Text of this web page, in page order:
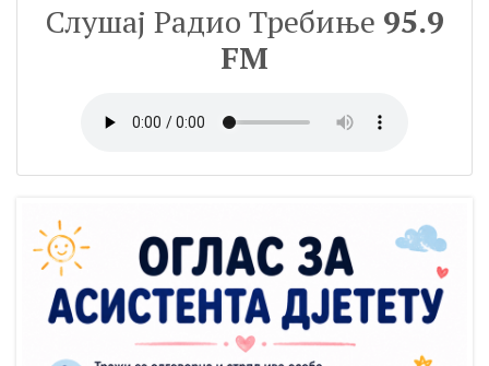
Слушај Радио Требиње 95.9
FM